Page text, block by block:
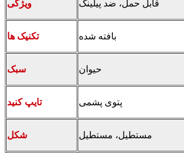
ویژگی قابل حمل، ضد پیلینگ
تکنیک ها بافته شده
سبک حیوان
تایپ کنید پتوی پشمی
شکل مستطیل، مستطیل